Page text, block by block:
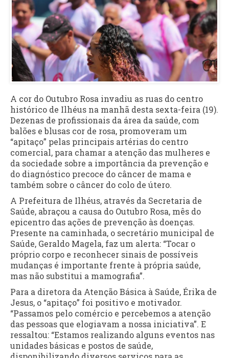
A cor do Outubro Rosa invadiu as ruas do centro
histórico de Ilhéus na manhã desta sexta-feira (19).
Dezenas de profissionais da área da saúde, com
balões e blusas cor de rosa, promoveram um
“apitaço” pelas principais artérias do centro
comercial, para chamar a atenção das mulheres e
da sociedade sobre a importância da prevenção e
do diagnóstico precoce do câncer de mama e
também sobre o câncer do colo de útero.
A Prefeitura de Ilhéus, através da Secretaria de
Saúde, abraçou a causa do Outubro Rosa, mês do
epicentro das ações de prevenção às doenças.
Presente na caminhada, o secretário municipal de
Saúde, Geraldo Magela, faz um alerta: “Tocar o
próprio corpo e reconhecer sinais de possíveis
mudanças é importante frente à própria saúde,
mas não substitui a mamografia”.
Para a diretora da Atenção Básica à Saúde, Érika de
Jesus, o “apitaço” foi positivo e motivador.
“Passamos pelo comércio e percebemos a atenção
das pessoas que elogiavam a nossa iniciativa”. E
ressaltou: “Estamos realizando alguns eventos nas
unidades básicas e postos de saúde,